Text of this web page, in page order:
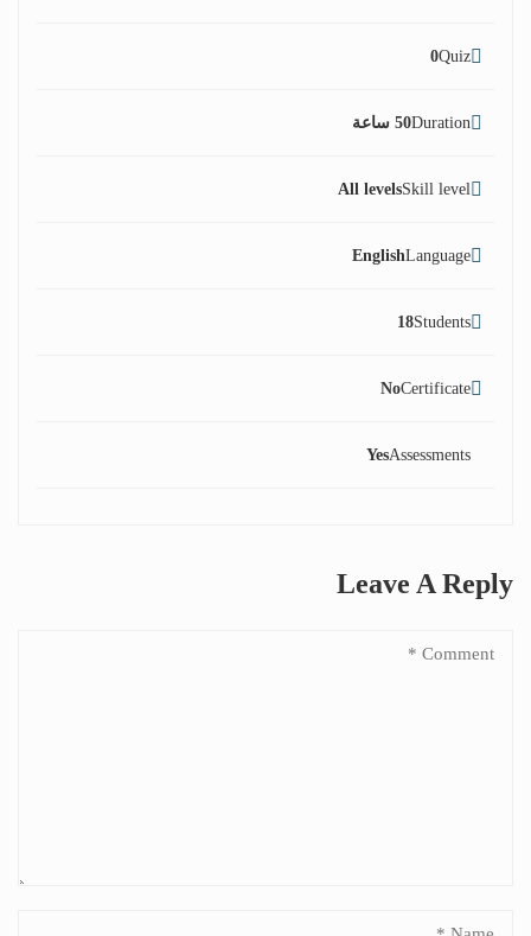
Quiz
0
Duration50 ساعة
Skill level
All levels
Language
English
Students
18
Certificate
No
Assessments
Yes
Leave A Reply